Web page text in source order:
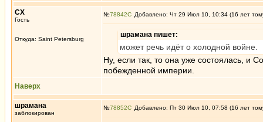
СХ
Гость
Откуда: Saint Petersburg
№78842 Добавлено: Чт 29 Июл 10, 10:34 (16 лет
шрамана пишет:
может речь идёт о холодной войне.
Ну, если так, то она уже состоялась, и
побежденной империи.
Наверх
шрамана
заблокирован
№78852 Добавлено: Пт 30 Июл 10, 07:58 (16 лет